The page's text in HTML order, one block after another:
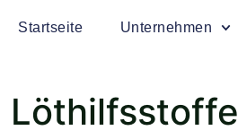
Startseite Unternehmen
Löthilfsstoffe